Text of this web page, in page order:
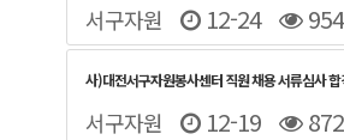
서구자원 12-24 954
사)대전서구자원봉사센터 직원 채용 서류심사
서구자원 12-19 872